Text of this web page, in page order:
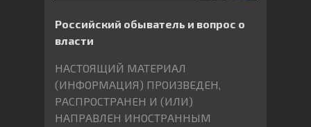
Российский обыватель и вопрос о
власти
НАСТОЯЩИЙ МАТЕРИАЛ
(ИНФОРМАЦИЯ) ПРОИЗВЕДЕН,
РАСПРОСТРАНЕН И (ИЛИ)
НАПРАВЛЕН ИНОСТРАННЫМ